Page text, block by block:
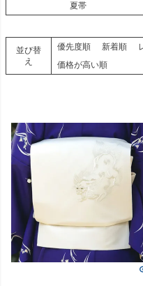
夏帯
並び替
え
優先度順 新着順
価格が高い順